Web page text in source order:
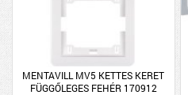
MENTAVILL MV5 KETTES KERET
FÜGGŐLEGES FEHÉR 170912